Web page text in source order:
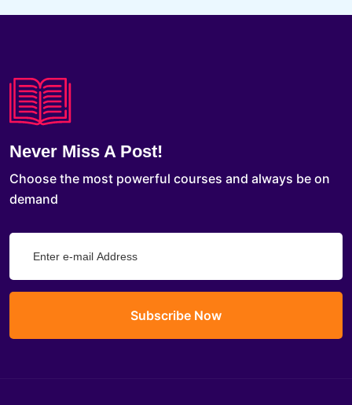
Never Miss A Post!
Choose the most powerful courses and always be on
demand
Subscribe Now